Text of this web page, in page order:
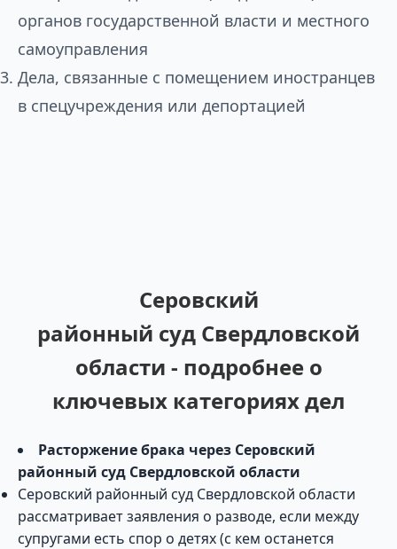
органов государственной власти и местного
самоуправления
Дела, связанные с помещением иностранцев
в спецучреждения или депортацией
Серовский
районный суд Свердловской
области - подробнее о
ключевых категориях дел
Расторжение брака через Серовский
районный суд Свердловской области
Серовский районный суд Свердловской области
рассматривает заявления о разводе, если между
супругами есть спор о детях (с кем останется